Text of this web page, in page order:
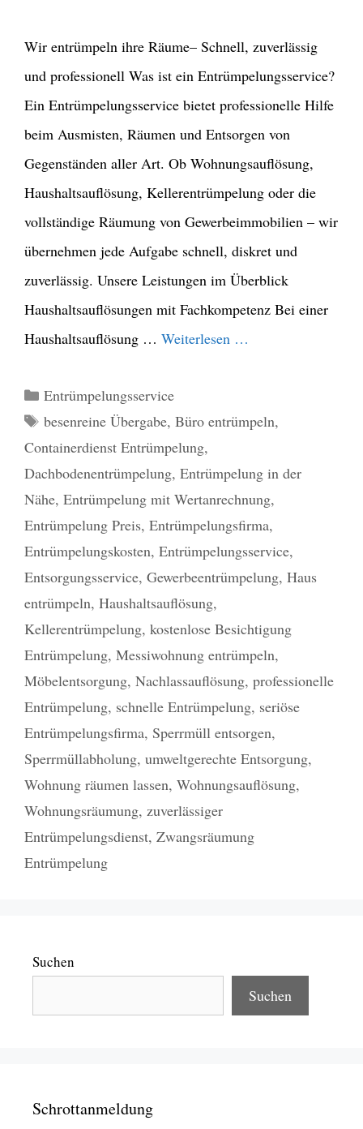
Wir entrümpeln ihre Räume– Schnell, zuverlässig
und professionell Was ist ein Entrümpelungsservice?
Ein Entrümpelungsservice bietet professionelle Hilfe
beim Ausmisten, Räumen und Entsorgen von
Gegenständen aller Art. Ob Wohnungsauflösung,
Haushaltsauflösung, Kellerentrümpelung oder die
vollständige Räumung von Gewerbeimmobilien – wir
übernehmen jede Aufgabe schnell, diskret und
zuverlässig. Unsere Leistungen im Überblick
Haushaltsauflösungen mit Fachkompetenz Bei einer
Haushaltsauflösung … Weiterlesen …
Kategorien
Entrümpelungsservice
Schlagwörter
besenreine Übergabe, Büro entrümpeln,
Containerdienst Entrümpelung,
Dachbodenentrümpelung, Entrümpelung in der
Nähe, Entrümpelung mit Wertanrechnung,
Entrümpelung Preis, Entrümpelungsfirma,
Entrümpelungskosten, Entrümpelungsservice,
Entsorgungsservice, Gewerbeentrümpelung, Haus
entrümpeln, Haushaltsauflösung,
Kellerentrümpelung, kostenlose Besichtigung
Entrümpelung, Messiwohnung entrümpeln,
Möbelentsorgung, Nachlassauflösung, professionelle
Entrümpelung, schnelle Entrümpelung, seriöse
Entrümpelungsfirma, Sperrmüll entsorgen,
Sperrmüllabholung, umweltgerechte Entsorgung,
Wohnung räumen lassen, Wohnungsauflösung,
Wohnungsräumung, zuverlässiger
Entrümpelungsdienst, Zwangsräumung
Entrümpelung
Suchen
Suchen
Schrottanmeldung